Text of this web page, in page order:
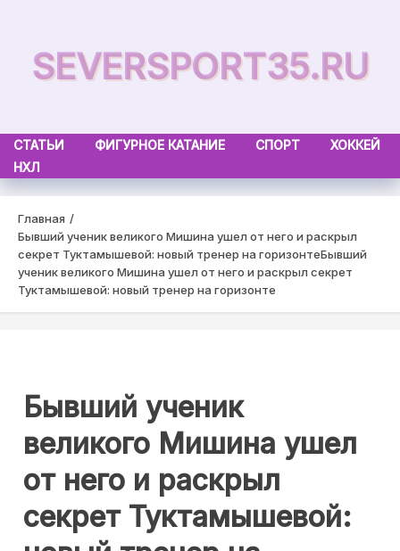
contentSEVERSPORT35.RU
СТАТЬИ ФИГУРНОЕ КАТАНИЕ СПОРТ
ХОККЕЙ
НХЛ
Главная
Бывший ученик великого Мишина ушел от него и раскрыл
секрет Туктамышевой: новый тренер на горизонтеБывший
ученик великого Мишина ушел от него и раскрыл секрет
Туктамышевой: новый тренер на горизонте
Бывший ученик
великого Мишина ушел
от него и раскрыл
секрет Туктамышевой: